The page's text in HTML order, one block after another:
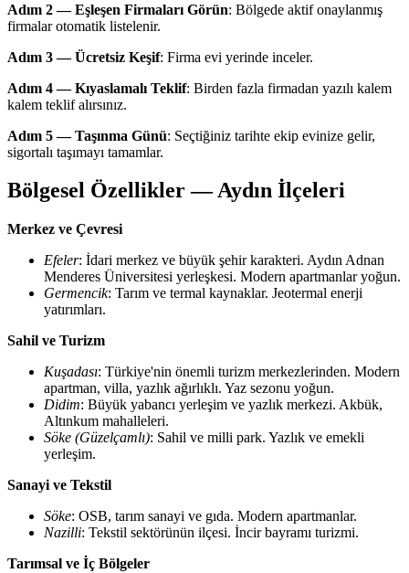
Adım 2 — Eşleşen Firmaları Görün: Bölgede aktif onaylanmış
firmalar otomatik listelenir.
Adım 3 — Ücretsiz Keşif: Firma evi yerinde inceler.
Adım 4 — Kıyaslamalı Teklif: Birden fazla firmadan yazılı kalem
kalem teklif alırsınız.
Adım 5 — Taşınma Günü: Seçtiğiniz tarihte ekip evinize gelir,
sigortalı taşımayı tamamlar.
Bölgesel Özellikler — Aydın İlçeleri
Merkez ve Çevresi
Efeler: İdari merkez ve büyük şehir karakteri. Aydın Adnan
Menderes Üniversitesi yerleşkesi. Modern apartmanlar yoğun.
Germencik: Tarım ve termal kaynaklar. Jeotermal enerji
yatırımları.
Sahil ve Turizm
Kuşadası: Türkiye'nin önemli turizm merkezlerinden. Modern
apartman, villa, yazlık ağırlıklı. Yaz sezonu yoğun.
Didim: Büyük yabancı yerleşim ve yazlık merkezi. Akbük,
Altınkum mahalleleri.
Söke (Güzelçamlı): Sahil ve milli park. Yazlık ve emekli
yerleşim.
Sanayi ve Tekstil
Söke: OSB, tarım sanayi ve gıda. Modern apartmanlar.
Nazilli: Tekstil sektörünün ilçesi. İncir bayramı turizmi.
Tarımsal ve İç Bölgeler